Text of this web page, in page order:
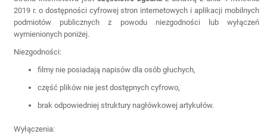
2019 r. o dostępności cyfrowej stron internetowych i aplikacji mobilnych
podmiotów publicznych z powodu niezgodności lub wyłączeń
wymienionych poniżej.
Niezgodności:
filmy nie posiadają napisów dla osób głuchych,
część plików nie jest dostępnych cyfrowo,
brak odpowiedniej struktury nagłówkowej artykułów.
Wyłączenia: